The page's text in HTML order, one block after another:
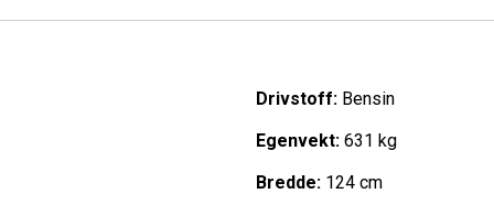
lavgir
Drivstoff: Bensin
Egenvekt: 631 kg
Bredde: 124 cm